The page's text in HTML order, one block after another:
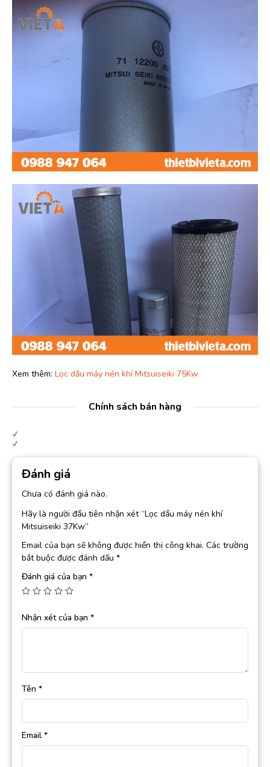
Xem thêm: Lọc dầu máy nén khí Mitsuiseiki 75Kw
Chính sách bán hàng
Đánh giá
Chưa có đánh giá nào.
Hãy là người đầu tiên nhận xét “Lọc dầu máy nén khí
Mitsuiseiki 37Kw”
Email của bạn sẽ không được hiển thị công khai. Các trường
bắt buộc được đánh dấu *
Đánh giá của bạn *
Nhận xét của bạn *
Tên *
Email *